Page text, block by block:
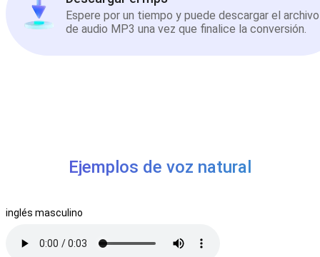
Espere por un tiempo y puede descargar el archivo
de audio MP3 una vez que finalice la conversión.
Ejemplos de voz natural
inglés masculino